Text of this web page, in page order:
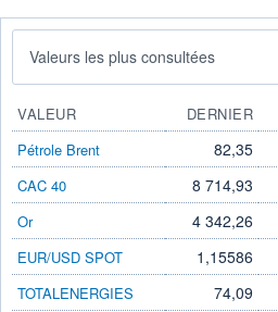
Valeurs les plus consultées
VALEUR DERNIER
Pétrole Brent
82,35
CAC 40 8 714,93
Or 4 342,26
EUR/USD SPOT 1,15586
TOTALENERGIES 74,09